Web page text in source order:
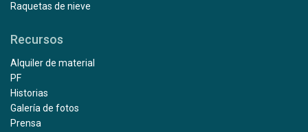
Raquetas de nieve
Recursos
Alquiler de material
PF
Historias
Galería de fotos
Prensa